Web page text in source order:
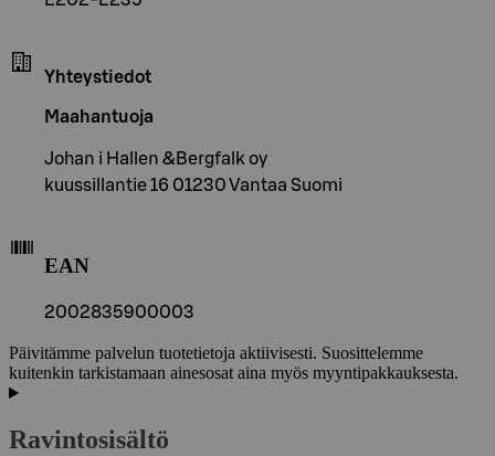
Yhteystiedot
Maahantuoja
Johan i Hallen &Bergfalk oy
kuussillantie 16 01230 Vantaa Suomi
EAN
2002835900003
Päivitämme palvelun tuotetietoja aktiivisesti. Suosittelemme
kuitenkin tarkistamaan ainesosat aina myös myyntipakkauksesta.
Ravintosisältö